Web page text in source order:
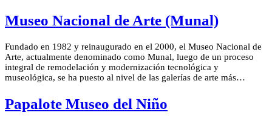
Museo Nacional de Arte (Munal)
Fundado en 1982 y reinaugurado en el 2000, el Museo Nacional de
Arte, actualmente denominado como Munal, luego de un proceso
integral de remodelación y modernización tecnológica y
museológica, se ha puesto al nivel de las galerías de arte más…
Papalote Museo del Niño